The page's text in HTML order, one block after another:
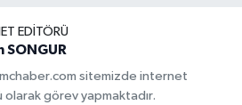
EDITÖRÜ
SONGUR
sitemizde internet
görev yapmaktadır.